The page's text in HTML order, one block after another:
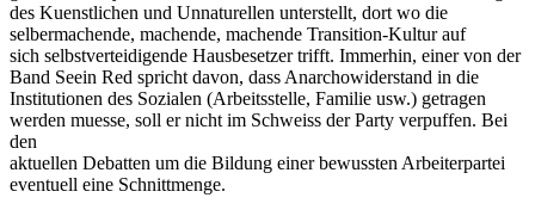
des Kuenstlichen und Unnaturellen unterstellt, dort wo die
selbermachende, machende, machende Transition-Kultur auf
sich selbstverteidigende Hausbesetzer trifft. Immerhin, einer von der
Band Seein Red spricht davon, dass Anarchowiderstand in die
Institutionen des Sozialen (Arbeitsstelle, Familie usw.) getragen
werden muesse, soll er nicht im Schweiss der Party verpuffen. Bei
den
aktuellen Debatten um die Bildung einer bewussten Arbeiterpartei
eventuell eine Schnittmenge.